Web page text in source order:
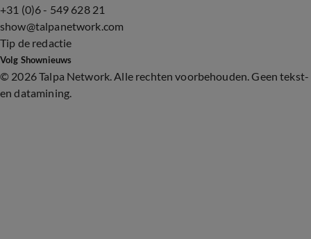
+31 (0)6 - 549 628 21
show@talpanetwork.com
Tip de redactie
Volg Shownieuws
© 2026 Talpa Network. Alle rechten voorbehouden. Geen tekst-
en datamining.